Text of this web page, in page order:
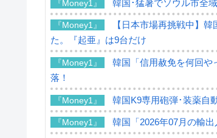
『Money1』 韓国･猛暑でソウル市全
『Money1』
【日本市場再挑戦中】
た。『起亜』は9台だけ
『Money1』
韓国「信用赦免を何回
落！
『Money1』 韓国K9専用砲弾･装薬自
『Money1』 韓国「2026年07月の輸